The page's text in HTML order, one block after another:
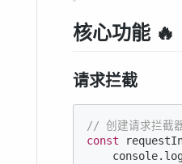
核心功能 🔥
请求拦截
// 创建请求拦截
const
console